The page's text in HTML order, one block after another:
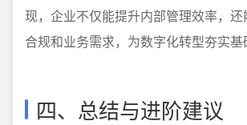
现，企业不仅能提升内部管理效率，
合规和业务需求，为数字化转型夯实基
四、总结与进阶建议